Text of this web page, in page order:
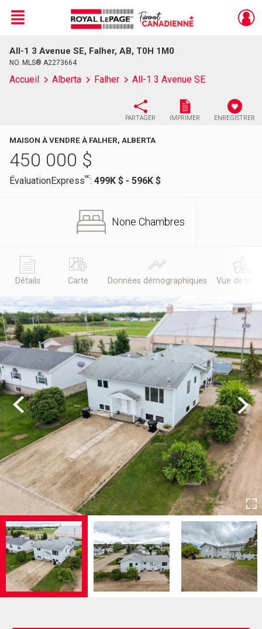
Live
En Direct
Menu
All-1 3 Avenue SE, Falher, AB, T0H 1M0
NO. MLS® A2273664
Accueil Alberta Falher All-1 3 Avenue SE
PARTAGER IMPRIMER ENREGISTRER
MAISON À VENDRE À FALHER, ALBERTA
450 000 $
ÉvaluationExpressMC: 499K $ - 596K $
None Chambres
Détails Carte Données démographiques Vue de la
Previous Next